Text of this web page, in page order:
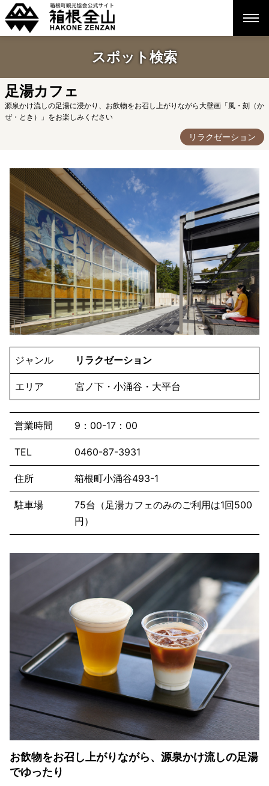
スポット検索
足湯カフェ
源泉かけ流しの足湯に浸かり、お飲物をお召し上がりながら大壁画「風・刻（か
ぜ・とき）」をお楽しみください
リラクゼーション
ジャンル リラクゼーション
エリア 宮ノ下・小涌谷・大平台
営業時間 9：00-17：00
TEL 0460-87-3931
住所 箱根町小涌谷493-1
駐車場
75台（足湯カフェのみのご利用は1回500
円）
お飲物をお召し上がりながら、源泉かけ流しの足湯
でゆったり